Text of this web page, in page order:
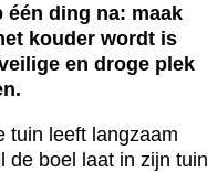
ding na: maak
kouder wordt is
en droge plek
tuin leeft langzaam
de boel laat in zijn tuin